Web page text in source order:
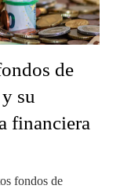
de
su
financiera
fondos de